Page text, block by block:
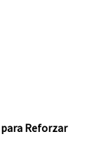
Reforzar